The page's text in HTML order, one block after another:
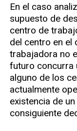
En el caso
supuesto de
centro de
del centro en el
trabajadora no
futuro concurra
alguno de los
actualmente
existencia de un
consiguiente